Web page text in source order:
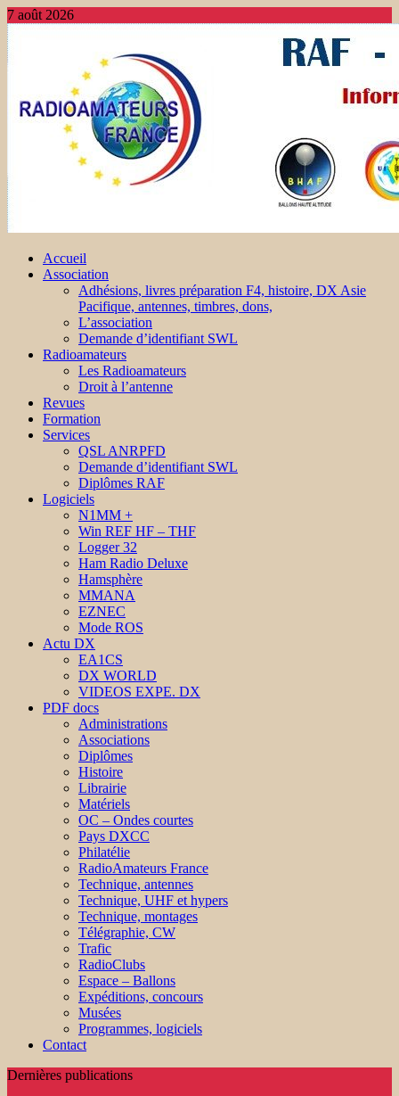
7 août 2026
Accueil
Association
Adhésions, livres préparation F4, histoire, DX Asie
Pacifique, antennes, timbres, dons,
L’association
Demande d’identifiant SWL
Radioamateurs
Les Radioamateurs
Droit à l’antenne
Revues
Formation
Services
QSL ANRPFD
Demande d’identifiant SWL
Diplômes RAF
Logiciels
N1MM +
Win REF HF – THF
Logger 32
Ham Radio Deluxe
Hamsphère
MMANA
EZNEC
Mode ROS
Actu DX
EA1CS
DX WORLD
VIDEOS EXPE. DX
PDF docs
Administrations
Associations
Diplômes
Histoire
Librairie
Matériels
OC – Ondes courtes
Pays DXCC
Philatélie
RadioAmateurs France
Technique, antennes
Technique, UHF et hypers
Technique, montages
Télégraphie, CW
Trafic
RadioClubs
Espace – Ballons
Expéditions, concours
Musées
Programmes, logiciels
Contact
Dernières publications